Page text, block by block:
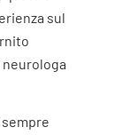
sul
neurologa